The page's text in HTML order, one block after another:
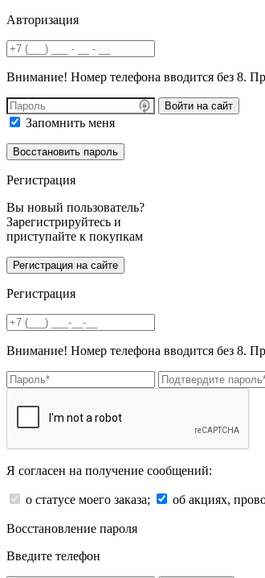
Авторизация
Внимание! Номер телефона вводится без 8.
Войти на сайт
Запомнить меня
Регистрация
Вы новый пользователь?
Зарегистрируйтесь и
приступайте к покупкам
Регистрация
Внимание! Номер телефона вводится без 8.
Я согласен на получение сообщений:
о статусе моего заказа; об акциях,
Восстановление пароля
Введите телефон